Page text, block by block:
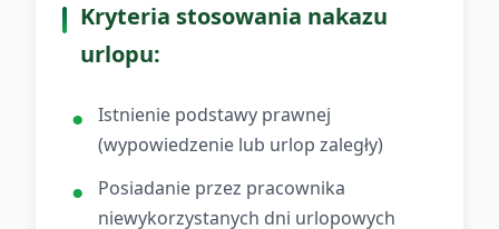
Kryteria stosowania nakazu
urlopu:
Istnienie podstawy prawnej
(wypowiedzenie lub urlop zaległy)
Posiadanie przez pracownika
niewykorzystanych dni urlopowych